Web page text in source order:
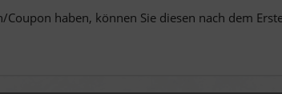
Coupon haben, können Sie diesen nach dem